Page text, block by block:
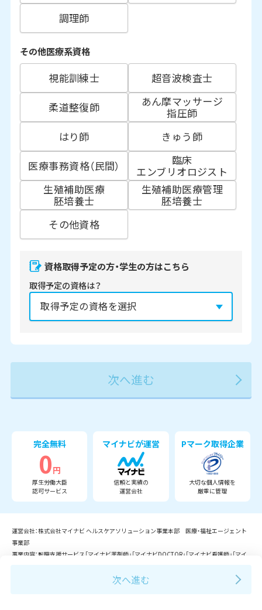
調理師
その他医療系資格
視能訓練士
超音波検査士
柔道整復師
あん摩マッサージ
指圧師
はり師
きゅう師
医療事務資格（民間）
臨床
エンブリオロジスト
生殖補助医療
胚培養士
生殖補助医療管理
胚培養士
その他資格
資格取得予定の方・学生の方はこちら
取得予定の資格は？
2027年 2028年 2029年 3月
完全無料
0円
厚生労働大臣
認可サービス
マイナビが運営
信頼と実績の
運営会社
Pマーク取得企業
大切な個人情報を
厳重に管理
運営会社：株式会社マイナビ ヘルスケアソリューション事業本部 医療・福祉エージェント
事業部
事業内容：転職支援サービス「マイナビ薬剤師」「マイナビDOCTOR」「マイナビ看護師」「マイ